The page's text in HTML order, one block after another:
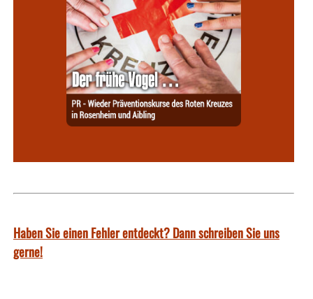
Haben Sie einen Fehler entdeckt? Dann schreiben Sie uns
gerne!